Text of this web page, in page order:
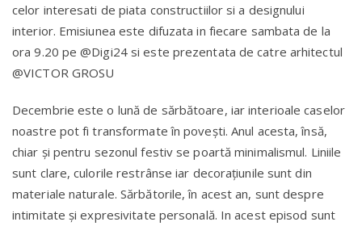
celor interesati de piata constructiilor si a designului
interior. Emisiunea este difuzata in fiecare sambata de la
ora 9.20 pe @Digi24 si este prezentata de catre arhitectul
@VICTOR GROSU
Decembrie este o lună de sărbătoare, iar interioale caselor
noastre pot fi transformate în povești. Anul acesta, însă,
chiar și pentru sezonul festiv se poartă minimalismul. Liniile
sunt clare, culorile restrânse iar decorațiunile sunt din
materiale naturale. Sărbătorile, în acest an, sunt despre
intimitate și expresivitate personală. In acest episod sunt